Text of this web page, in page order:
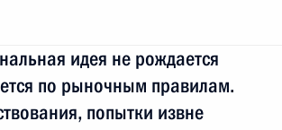
идея не рождается
по рыночным правилам.
попытки извне